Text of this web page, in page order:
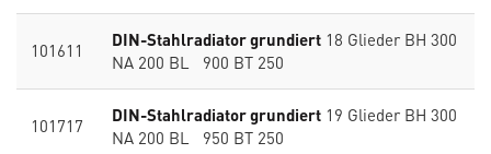
101611 DIN-Stahlradiator grundiert 18 Glieder BH 300
NA 200 BL 900 BT 250
101717 DIN-Stahlradiator grundiert 19 Glieder BH 300
NA 200 BL 950 BT 250